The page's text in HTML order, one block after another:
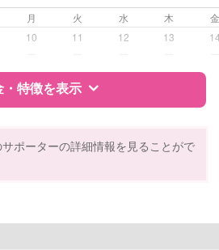
送迎サポート
早朝対応
病児、病後児、ともに不可
対応可否は個別に相談
絵・工作レッスン
可能
月 火 水 木
10 11 12 13
・特徴を表示
企業型割引対象(旧内閣府補助対象)
ポーターの詳細情報を見ることがで